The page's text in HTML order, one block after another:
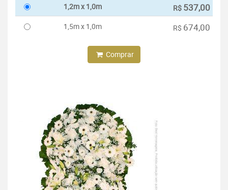
1,2m x 1,0m R$ 537,00
1,5m x 1,0m R$ 674,00
Comprar